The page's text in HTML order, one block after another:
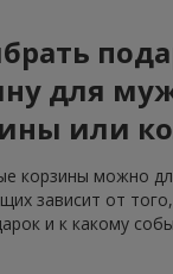
для
или
корзины можно
зависит от
и к какому